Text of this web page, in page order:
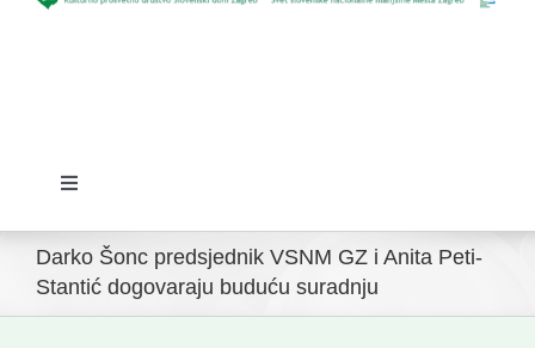
Toggle
Početna
Novosti
Darko Šonc predsjednik VSNM GZ i Anita Peti-
Stantić dogovaraju buduću suradnju